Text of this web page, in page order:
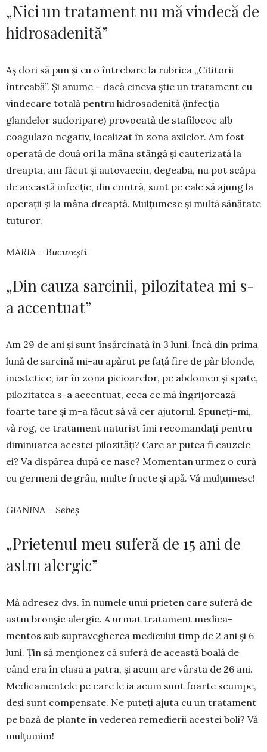
„Nici un tratament nu mă vindecă de
hidrosadenită”
Aș dori să pun și eu o întrebare la rubrica „Ci­ti­torii
întreabă”. Și anume – dacă cineva știe un tra­tament cu
vindecare totală pentru hidro­sa­de­nită (infecția
glandelor sudoripare) provocată de stafi­lo­coc alb
coagulazo negativ, locali­zat în zona axi­le­lor. Am fost
operată de două ori la mâna stân­gă și cauterizată la
dreapta, am făcut și auto­vac­cin, de­geaba, nu pot scăpa
de această infecție, din contră, sunt pe cale să ajung la
operații și la mâna dreaptă. Mulțumesc și multă sănătate
tutu­ror.
MARIA – București
„Din cauza sarcinii, pilozitatea mi s-
a accentuat”
Am 29 de ani și sunt însărcinată în 3 luni. Încă din prima
lună de sarcină mi-au apărut pe față fire de păr blonde,
inestetice, iar în zona picioarelor, pe abdomen și spate,
pilozitatea s-a accentuat, ceea ce mă îngri­jorează
foarte tare și m-a făcut să vă cer ajutorul. Spu­neți-mi,
vă rog, ce tratament naturist îmi recomandați pentru
diminuarea aces­tei pilozi­tăți? Care ar putea fi cauzele
ei? Va dispărea după ce nasc? Momentan ur­mez o cură
cu germeni de grâu, multe fructe și apă. Vă mulțumesc!
GIANINA – Sebeș
„Prietenul meu suferă de 15 ani de
astm alergic”
Mă adresez dvs. în numele unui prieten care suferă de
astm bronșic alergic. A urmat tratament medica­
mentos sub supravegherea medicului timp de 2 ani și 6
luni. Țin să men­ționez că suferă de această boală de
când era în clasa a patra, și acum are vârsta de 26 ani.
Me­dicamentele pe care le ia acum sunt foarte scumpe,
deși sunt compensate. Ne puteți ajuta cu un tratament
pe bază de plante în vede­rea remedierii aces­tei boli? Vă
mulțumim!